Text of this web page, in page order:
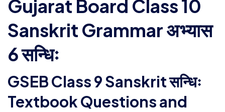
Gujarat Board Class 10
Sanskrit Grammar अभ्यास
6 सन्धिः
GSEB Class 9 Sanskrit सन्धिः
Textbook Questions and